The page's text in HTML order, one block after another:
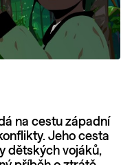
na cestu západní
Jeho cesta
dětských vojáků,